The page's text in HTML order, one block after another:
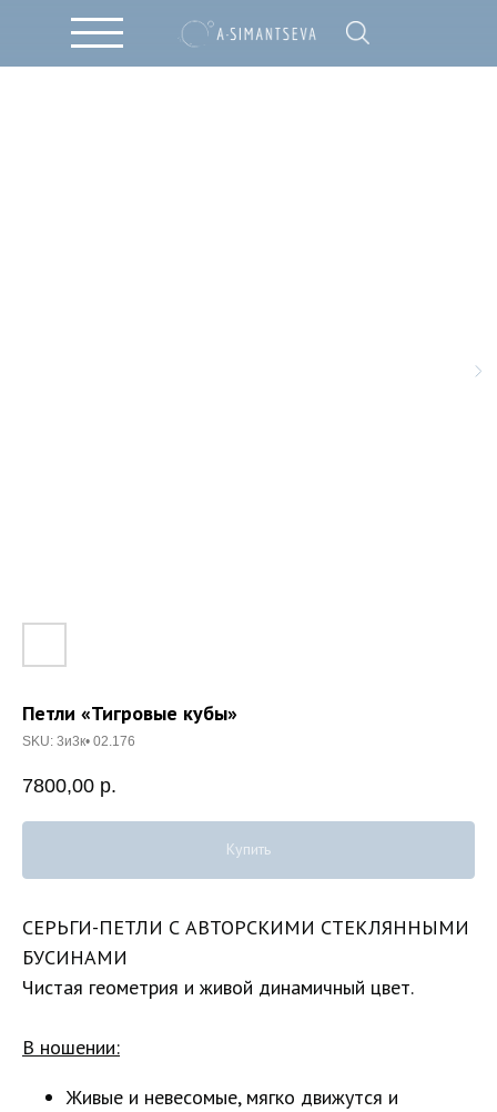
Петли «Тигровые кубы»
SKU: 3и3к• 02.176
7800,00 р.
Купить
СЕРЬГИ-ПЕТЛИ С АВТОРСКИМИ СТЕКЛЯННЫМИ
БУСИНАМИ
Чистая геометрия и живой динамичный цвет.
В ношении:
Живые и невесомые, мягко движутся и